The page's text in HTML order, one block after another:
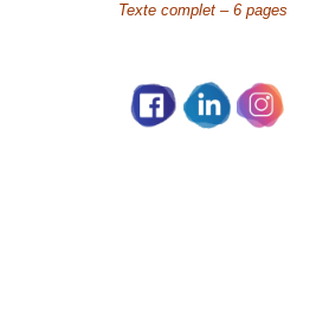
Texte complet – 6 pages